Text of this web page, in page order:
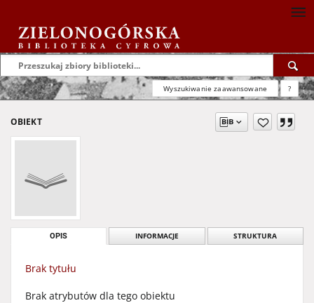
Wyszukiwanie zaawansowane ?
OBIEKT
OPIS INFORMACJE STRUKTURA
Brak tytułu
Brak atrybutów dla tego obiektu